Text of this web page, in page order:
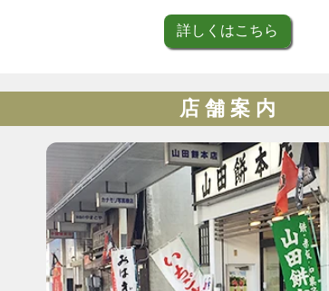
詳しくはこちら
店 舗 案 内